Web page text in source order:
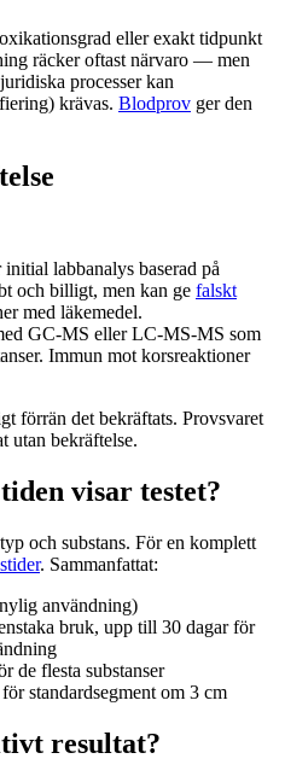
eller exakt tidpunkt
räcker oftast närvaro — men
processer kan
krävas. Blodprov ger den
initial labbanalys baserad på
och billigt, men kan ge falskt
med läkemedel.
GC-MS eller LC-MS-MS som
Immun mot korsreaktioner
förrän det bekräftats. Provsvaret
utan bekräftelse.
visar testet?
och substans. För en komplett
. Sammanfattat:
användning)
bruk, upp till 30 dagar för
de flesta substanser
standardsegment om 3 cm
resultat?